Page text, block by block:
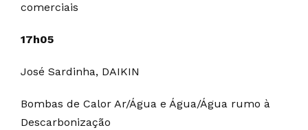
comerciais
17h05
José Sardinha, DAIKIN
Bombas de Calor Ar/Água e Água/Água rumo à
Descarbonização